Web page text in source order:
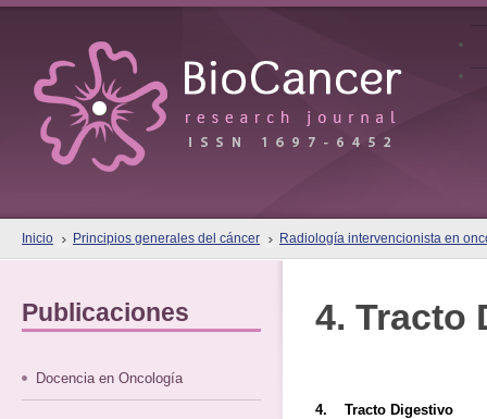
Inicio Principios generales del cáncer Radiología intervencionista en
Publicaciones
Docencia en Oncología
4. Tracto
4. Tracto Digestivo